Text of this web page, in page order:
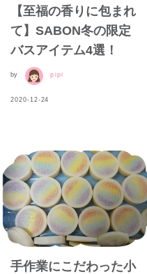
【至福の香りに包まれ
て】SABON冬の限定
バスアイテム4選！
by pipi
2020-12-24
手作業にこだわった小